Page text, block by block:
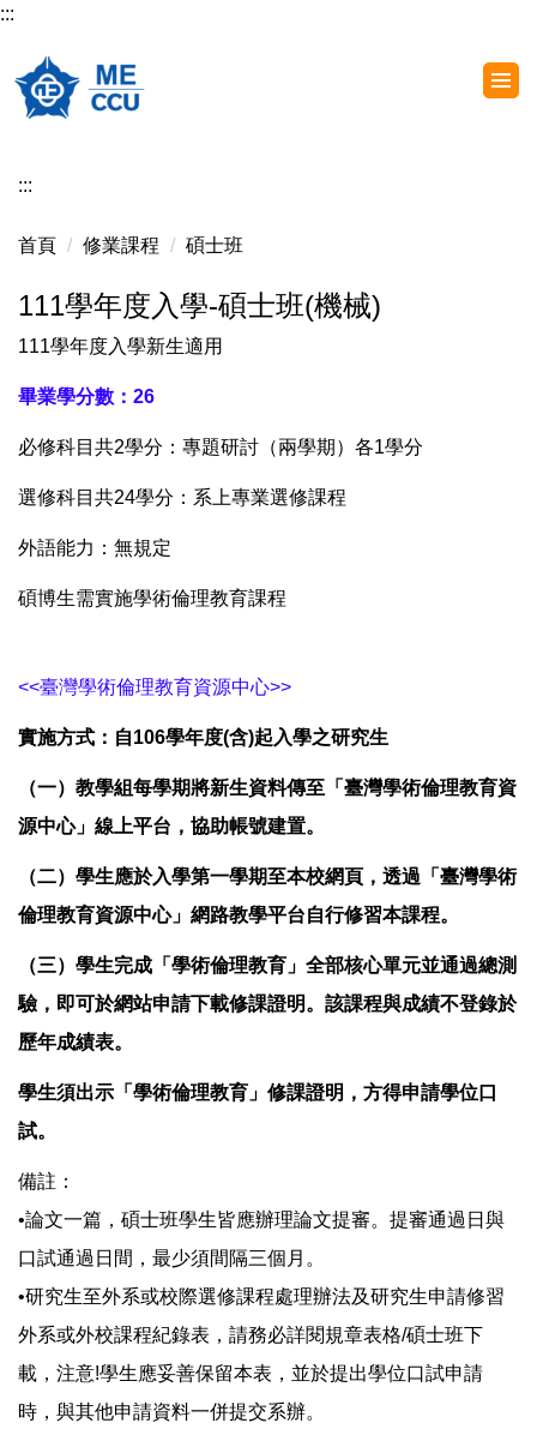
跳
主
要
區
:::
:::
首頁 修業課程 碩士班
111學年度入學-碩士班(機械)
111學年度入學新生適用
畢業學分數：26
必修科目共2學分：專題研討（兩學期）各1學分
選修科目共24學分：系上專業選修課程
外語能力：無規定
碩博生需實施學術倫理教育課程
<<臺灣學術倫理教育資源中心>>
實施方式：自106學年度(含)起入學之研究生
（一）教學組每學期將新生資料傳至「臺灣學術倫理教育資
源中心」線上平台，協助帳號建置。
（二）學生應於入學第一學期至本校網頁，透過「臺灣學術
倫理教育資源中心」網路教學平台自行修習本課程。
（三）學生完成「學術倫理教育」全部核心單元並通過總測
驗，即可於網站申請下載修課證明。該課程與成績不登錄於
歷年成績表。
學生須出示「學術倫理教育」修課證明，方得申請學位口
試。
備註：
•論文一篇，碩士班學生皆應辦理論文提審。提審通過日與
口試通過日間，最少須間隔三個月。
•研究生至外系或校際選修課程處理辦法及研究生申請修習
外系或外校課程紀錄表，請務必詳閱規章表格/碩士班下
載，注意!學生應妥善保留本表，並於提出學位口試申請
時，與其他申請資料一併提交系辦。